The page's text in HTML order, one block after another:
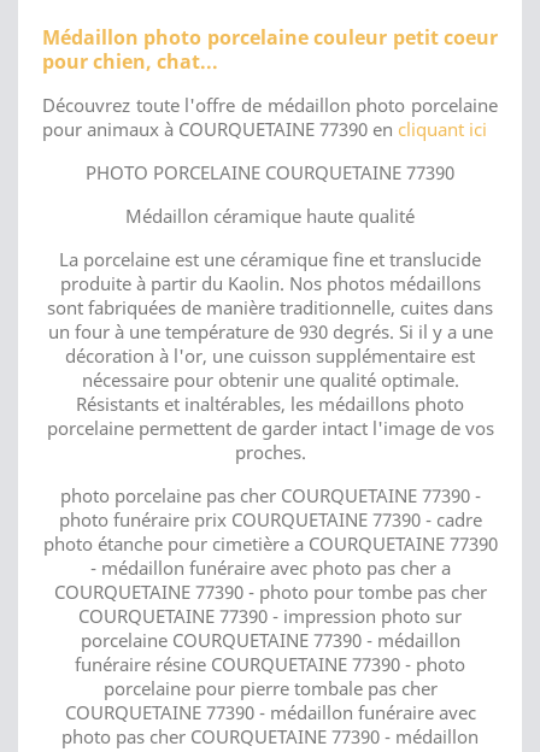
Médaillon photo porcelaine couleur petit coeur
pour chien, chat...
Découvrez toute l'offre de médaillon photo porcelaine
pour animaux à COURQUETAINE 77390 en cliquant ici
PHOTO PORCELAINE COURQUETAINE 77390
Médaillon céramique haute qualité
La porcelaine est une céramique fine et translucide
produite à partir du Kaolin. Nos photos médaillons
sont fabriquées de manière traditionnelle, cuites dans
un four à une température de 930 degrés. Si il y a une
décoration à l'or, une cuisson supplémentaire est
nécessaire pour obtenir une qualité optimale.
Résistants et inaltérables, les médaillons photo
porcelaine permettent de garder intact l'image de vos
proches.
photo porcelaine pas cher COURQUETAINE 77390 -
photo funéraire prix COURQUETAINE 77390 - cadre
photo étanche pour cimetière a COURQUETAINE 77390
- médaillon funéraire avec photo pas cher a
COURQUETAINE 77390 - photo pour tombe pas cher
COURQUETAINE 77390 - impression photo sur
porcelaine COURQUETAINE 77390 - médaillon
funéraire résine COURQUETAINE 77390 - photo
porcelaine pour pierre tombale pas cher
COURQUETAINE 77390 - médaillon funéraire avec
photo pas cher COURQUETAINE 77390 - médaillon